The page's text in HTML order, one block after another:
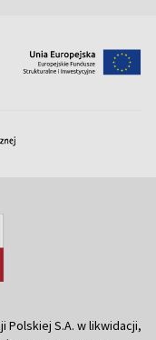
Polskiej S.A. w likwidacji,